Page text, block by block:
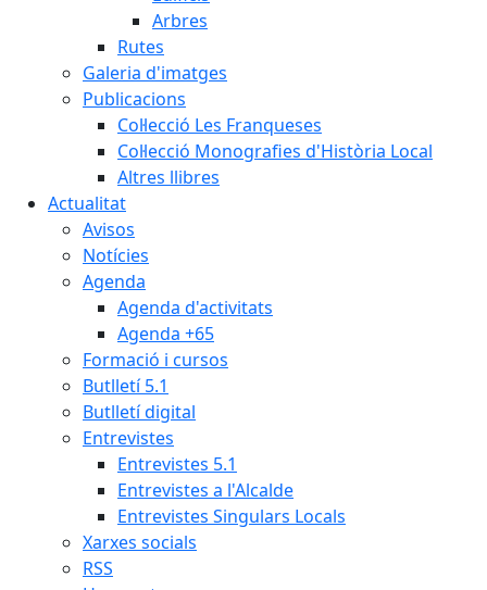
Arbres
Rutes
Galeria d'imatges
Publicacions
Col·lecció Les Franqueses
Col·lecció Monografies d'Història Local
Altres llibres
Actualitat
Avisos
Notícies
Agenda
Agenda d'activitats
Agenda +65
Formació i cursos
Butlletí 5.1
Butlletí digital
Entrevistes
Entrevistes 5.1
Entrevistes a l'Alcalde
Entrevistes Singulars Locals
Xarxes socials
RSS